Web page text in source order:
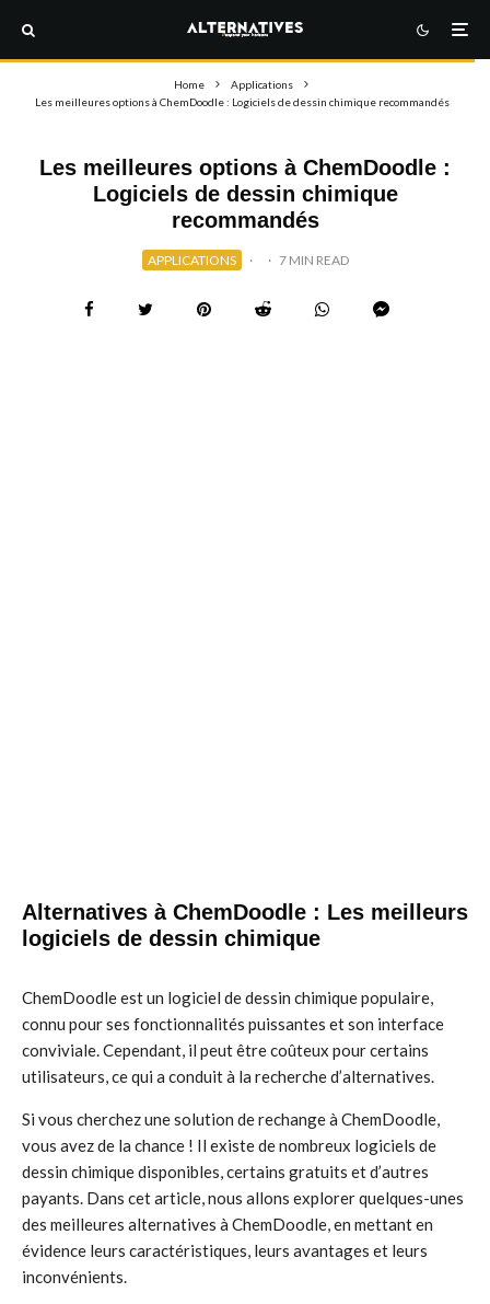
Home
Applications
Les meilleures options à ChemDoodle : Logiciels de dessin chimique recommandés
Les meilleures options à ChemDoodle :
Logiciels de dessin chimique
recommandés
APPLICATIONS · · 7 MIN READ
Alternatives à ChemDoodle : Les meilleurs
logiciels de dessin chimique
ChemDoodle est un logiciel de dessin chimique populaire,
connu pour ses fonctionnalités puissantes et son interface
conviviale. Cependant, il peut être coûteux pour certains
utilisateurs, ce qui a conduit à la recherche d’alternatives.
Si vous cherchez une solution de rechange à ChemDoodle,
vous avez de la chance ! Il existe de nombreux logiciels de
dessin chimique disponibles, certains gratuits et d’autres
payants. Dans cet article, nous allons explorer quelques-unes
des meilleures alternatives à ChemDoodle, en mettant en
évidence leurs caractéristiques, leurs avantages et leurs
inconvénients.